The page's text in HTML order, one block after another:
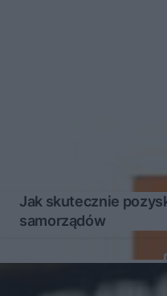
Jak skutecznie
samorządów